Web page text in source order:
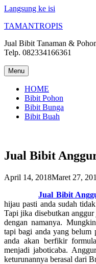
Langsung ke isi
TAMANTROPIS
Jual Bibit Tanaman &
Telp. 082334166361
Menu
HOME
Bibit Pohon
Bibit Bunga
Bibit Buah
Jual Bibit
April 14, 2018Maret 27,
Jual Bibit
hijau pasti anda sudah
Tapi jika disebutkan
dengan namanya.
tapi bagi anda yang belum
anda akan berfikir
menjadi jaboticaba.
keturunannya berasal dari